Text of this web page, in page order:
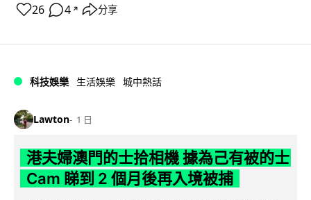
26 4 ↗ 分享
科技娛樂 生活娛樂 城中熱話
Lawton 1 日
港夫婦澳門的士拾相機 據為己有被的士
Cam 睇到 2 個月後再入境被捕